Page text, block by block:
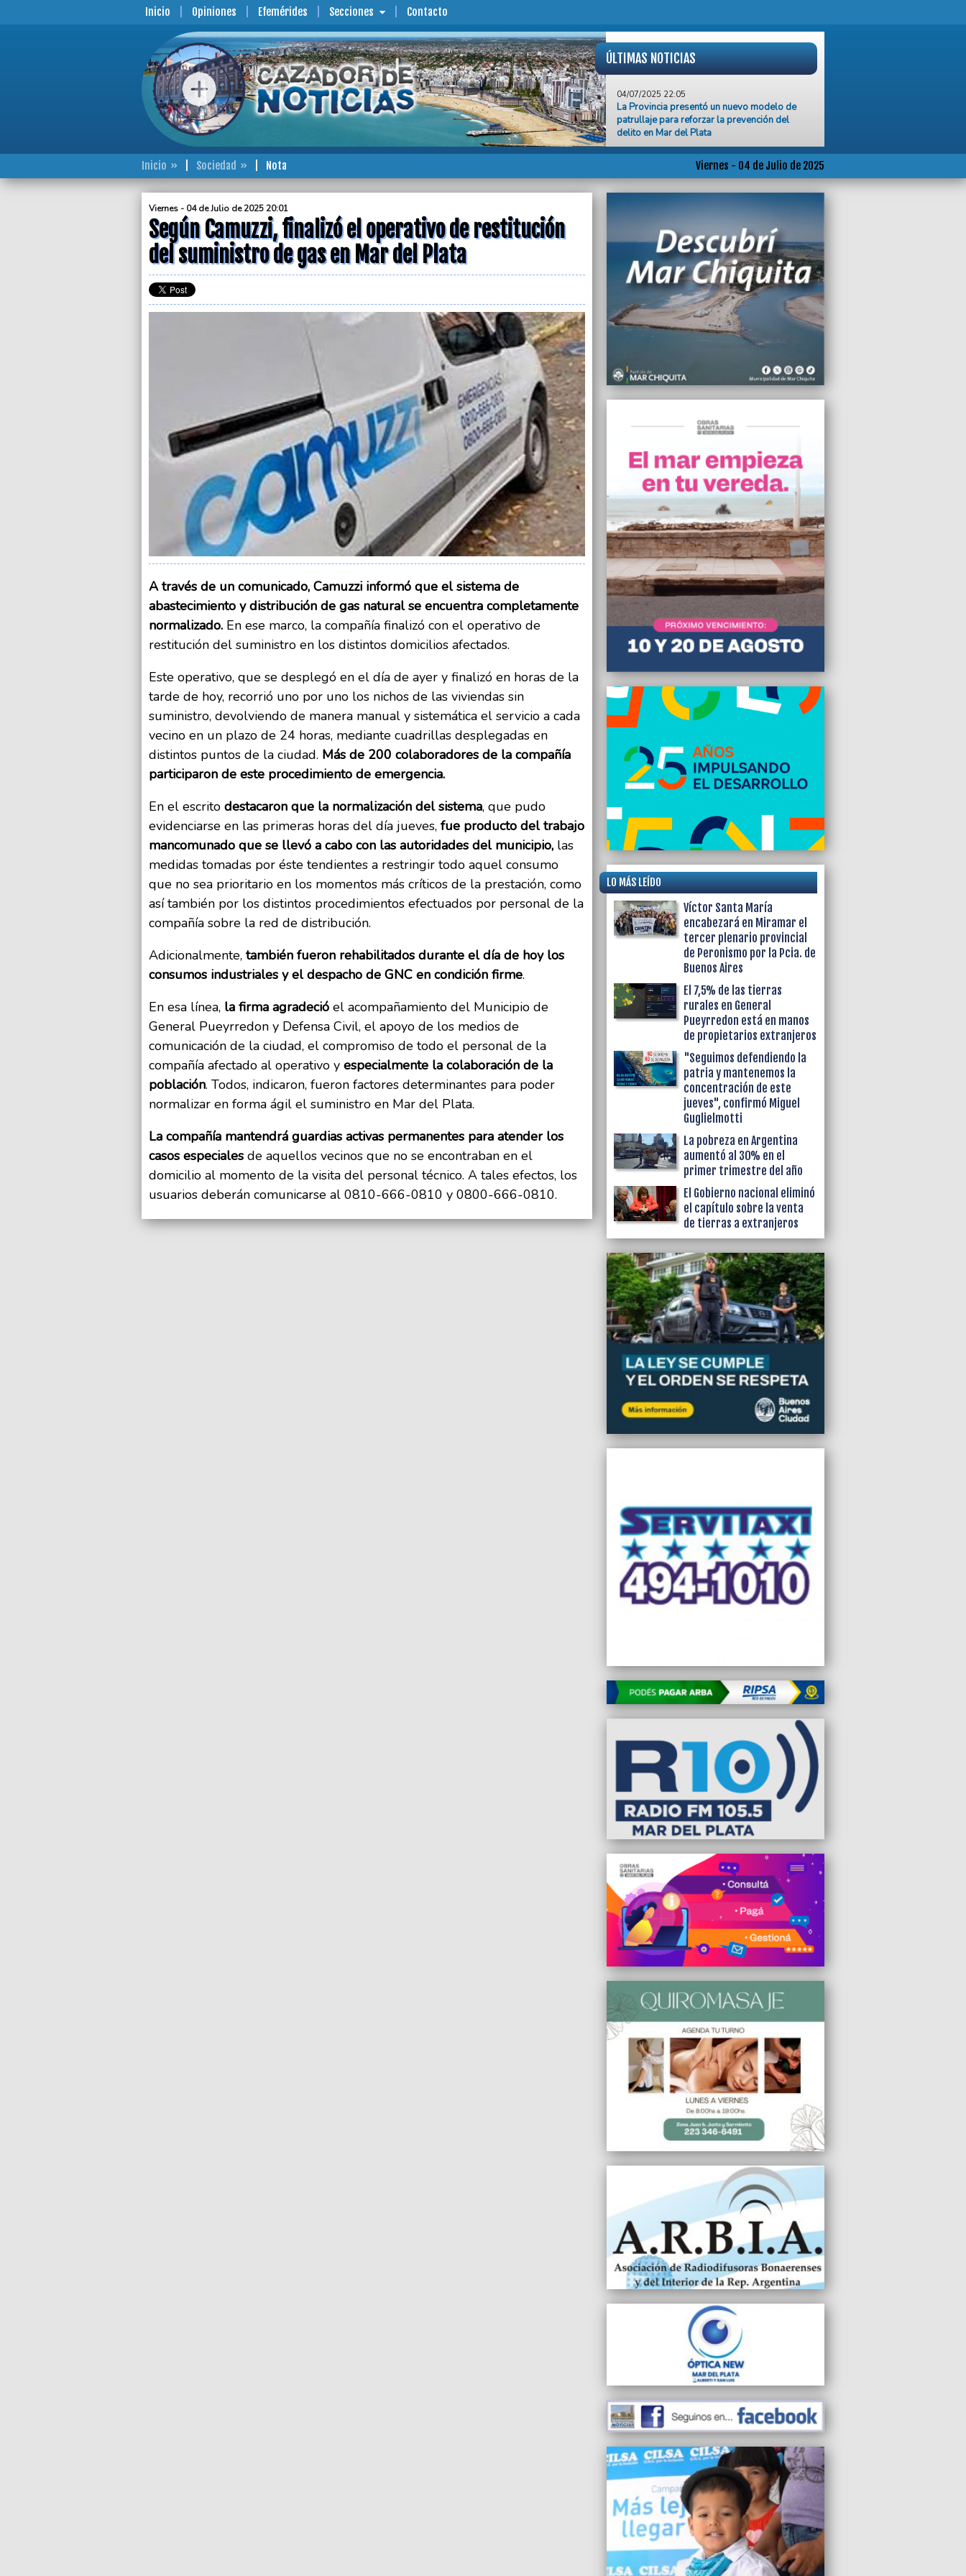
Inicio Opiniones Efemérides Secciones Contacto
ÚLTIMAS NOTICIAS
La Provincia presentó un nuevo modelo de
patrullaje para reforzar la prevención del
delito en Mar del Plata
04/07/2025 20:25
“El Municipio ejerce violencia con este tipo de
prácticas”, dijeron desde la Comisión
Provincial de la Memoria
desreguló el precio de las garrafas
04/07/2025 20:23
Pesar en la comunidad universitaria por el
fallecimiento del ex rector de la UNMdP Jorge
04/07/2025 20:21
Advierten que el fin de la Ley de Zona Fría
Pueyrredon
Según Camuzzi, finalizó el operativo de
Plata
04/07/2025 17:16
En julio regresa el cine internacional al Museo
04/07/2025 11:15
Nuevo convenio entre Wischnivetzky y Kicillof
beneficiará a Mar Chiquita
04/07/2025 10:30
Abad fue designado vicepresidente de la
Comisión de Deporte en el Senado de la
Nación
04/07/2025 09:34
Asumió la nueva comisión directiva de
Aldosivi, con Hernán Tillous como presidente
Viernes - 04 de Julio de 2025
Inicio Sociedad Nota
Viernes - 04 de Julio de 2025 20:01
Según Camuzzi, finalizó el operativo de restitución
del suministro de gas en Mar del Plata
A través de un comunicado, Camuzzi informó que el sistema de
abastecimiento y distribución de gas natural se encuentra completamente
normalizado. En ese marco, la compañía finalizó con el operativo de
restitución del suministro en los distintos domicilios afectados.
Este operativo, que se desplegó en el día de ayer y finalizó en horas de la
tarde de hoy, recorrió uno por uno los nichos de las viviendas sin
suministro, devolviendo de manera manual y sistemática el servicio a cada
vecino en un plazo de 24 horas, mediante cuadrillas desplegadas en
distintos puntos de la ciudad. Más de 200 colaboradores de la compañía
participaron de este procedimiento de emergencia.
En el escrito destacaron que la normalización del sistema, que pudo
evidenciarse en las primeras horas del día jueves, fue producto del trabajo
mancomunado que se llevó a cabo con las autoridades del municipio, las
medidas tomadas por éste tendientes a restringir todo aquel consumo
que no sea prioritario en los momentos más críticos de la prestación, como
así también por los distintos procedimientos efectuados por personal de la
compañía sobre la red de distribución.
Adicionalmente, también fueron rehabilitados durante el día de hoy los
consumos industriales y el despacho de GNC en condición firme.
En esa línea, la firma agradeció el acompañamiento del Municipio de
General Pueyrredon y Defensa Civil, el apoyo de los medios de
comunicación de la ciudad, el compromiso de todo el personal de la
compañía afectado al operativo y especialmente la colaboración de la
población. Todos, indicaron, fueron factores determinantes para poder
normalizar en forma ágil el suministro en Mar del Plata.
La compañía mantendrá guardias activas permanentes para atender los
casos especiales de aquellos vecinos que no se encontraban en el
domicilio al momento de la visita del personal técnico. A tales efectos, los
usuarios deberán comunicarse al 0810-666-0810 y 0800-666-0810.
LO MÁS LEÍDO
Víctor Santa María
encabezará en Miramar el
tercer plenario provincial
de Peronismo por la Pcia. de
Buenos Aires
El 7,5% de las tierras
rurales en General
Pueyrredon está en manos
de propietarios extranjeros
"Seguimos defendiendo la
patria y mantenemos la
concentración de este
jueves", confirmó Miguel
Guglielmotti
La pobreza en Argentina
aumentó al 30% en el
primer trimestre del año
El Gobierno nacional eliminó
el capítulo sobre la venta
de tierras a extranjeros